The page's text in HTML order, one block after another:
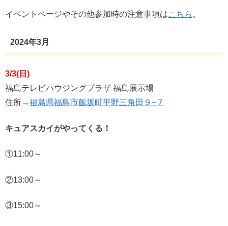
イベントページやその他参加時の注意事項はこちら 。
2024年3月
3/3(日)
福島テレビハウジングプラザ 福島展示場
住所→福島県福島市飯坂町平野三角田９−７
キュアスカイがやってくる！
①11:00～
②13:00～
③15:00～